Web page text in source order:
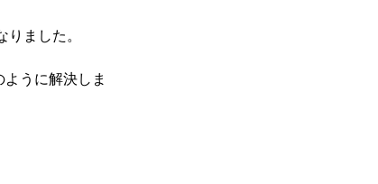
ました。
うに解決しま